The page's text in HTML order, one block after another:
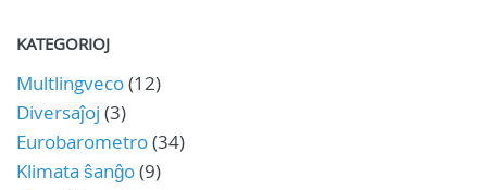
KATEGORIOJ
Multlingveco(12)
Diversaĵoj (3)
Eurobarometro(34)
Klimata ŝanĝo(9)